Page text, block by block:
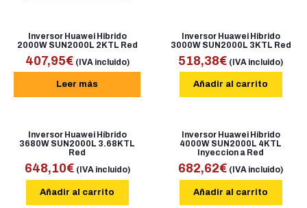
Inversor Huawei Hibrido
2000W SUN2000L 2KTL Red
407,95€ (IVA incluido)
Leer más
Inversor Huawei Hibrido
3000W SUN2000L 3KTL Red
518,38€ (IVA incluido)
Añadir al carrito
Inversor Huawei Híbrido
3680W SUN2000L 3.68KTL
Red
648,10€ (IVA incluido)
Añadir al carrito
Inversor Huawei Híbrido
4000W SUN2000L 4KTL
Inyeccion a Red
682,62€ (IVA incluido)
Añadir al carrito